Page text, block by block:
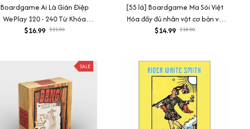
Boardgame Ai Là Gián Điệp
WePlay 120 - 240 Từ Khóa
Keyword
$16.99 $21.00
[55 lá] Boardgame Ma Sói Việt
Hóa đầy đủ nhân vật cơ bản và
mở rộng kèm hướng dẫn
$14.99 $18.00
SALE